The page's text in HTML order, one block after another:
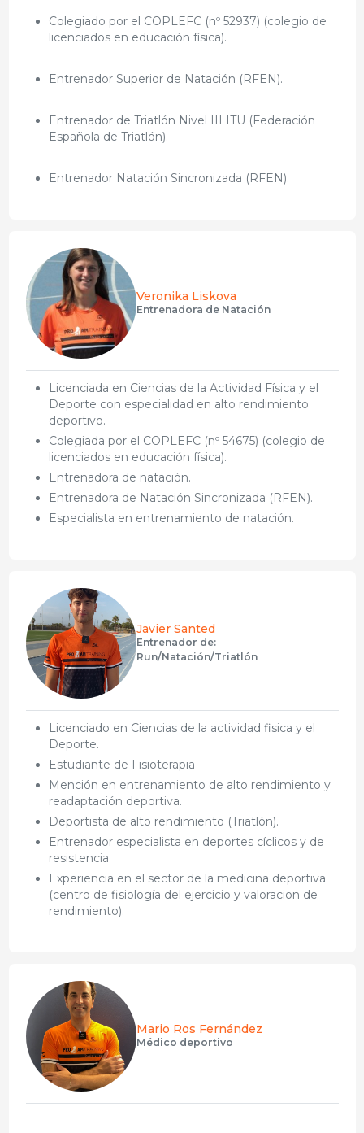
Colegiado por el COPLEFC (nº 52937) (colegio de
licenciados en educación física).
Entrenador Superior de Natación (RFEN).
Entrenador de Triatlón Nivel III ITU (Federación
Española de Triatlón).
Entrenador Natación Sincronizada (RFEN).
Veronika Liskova
Entrenadora de Natación
Licenciada en Ciencias de la Actividad Física y el
Deporte con especialidad en alto rendimiento
deportivo.
Colegiada por el COPLEFC (nº 54675) (colegio de
licenciados en educación física).
Entrenadora de natación.
Entrenadora de Natación Sincronizada (RFEN).
Especialista en entrenamiento de natación.
Javier Santed
Entrenador de:
Run/Natación/Triatlón
⁠Licenciado en Ciencias de la actividad fisica y el
Deporte.
⁠⁠Estudiante de Fisioterapia
⁠⁠Mención en entrenamiento de alto rendimiento y
readaptación deportiva.
⁠⁠Deportista de alto rendimiento (Triatlón).
⁠⁠Entrenador especialista en deportes cíclicos y de
resistencia
⁠⁠Experiencia en el sector de la medicina deportiva
(centro de fisiología del ejercicio y valoracion de
rendimiento).
Mario Ros Fernández
Médico deportivo